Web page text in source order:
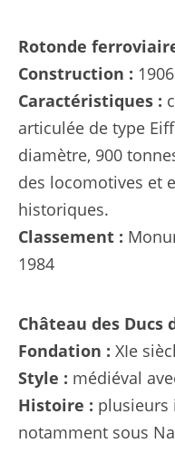
Rotonde
Construction :
Caractéristiques :
articulée de type
diamètre, 900
des locomotives et
historiques.
Classement :
1984
Château des Ducs
Fondation : XIe
Style : médiéval
Histoire : plusieurs
notamment sous